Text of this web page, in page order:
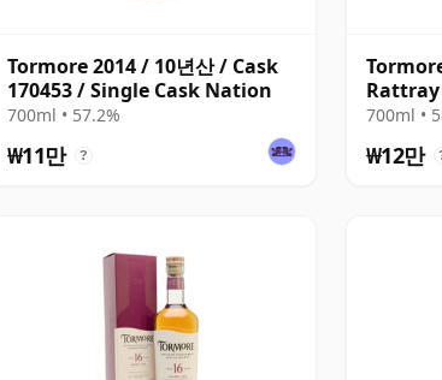
Tormore 2014 / 10년산 / Cask
170453 / Single Cask Nation
700ml • 57.2%
₩11만 ?
Rattray
700ml •
₩12만